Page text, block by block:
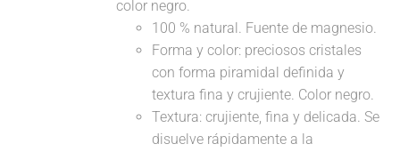
color negro.
100 % natural. Fuente de magnesio.
Forma y color: preciosos cristales
con forma piramidal definida y
textura fina y crujiente. Color negro.
Textura: crujiente, fina y delicada. Se
disuelve rápidamente a la